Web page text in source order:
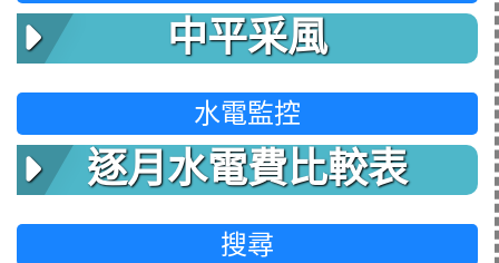
中平采風
水電監控
逐月水電費比較表
搜尋